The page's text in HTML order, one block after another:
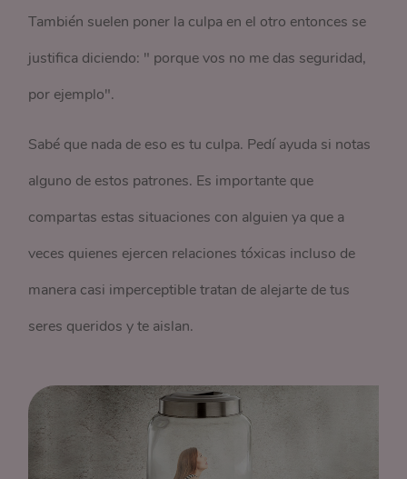
También suelen poner la culpa en el otro entonces se
justifica diciendo: " porque vos no me das seguridad,
por ejemplo".
Sabé que nada de eso es tu culpa. Pedí ayuda si notas
alguno de estos patrones. Es importante que
compartas estas situaciones con alguien ya que a
veces quienes ejercen relaciones tóxicas incluso de
manera casi imperceptible tratan de alejarte de tus
seres queridos y te aislan.